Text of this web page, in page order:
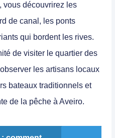
vous découvrirez les
de canal, les ponts
qui bordent les rives.
de visiter le quartier des
les artisans locaux
bateaux traditionnels et
de la pêche à Aveiro.